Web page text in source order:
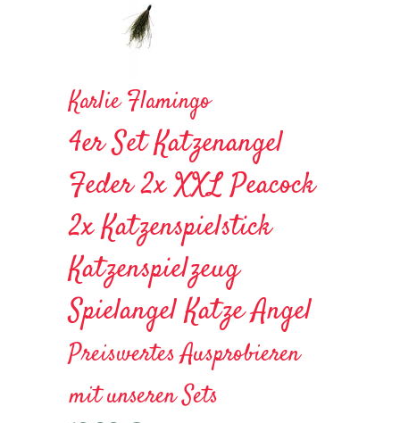
Karlie Flamingo
4er Set Katzenangel
Feder 2x XXL Peacock
2x Katzenspielstick
Katzenspielzeug
Spielangel Katze Angel
Preiswertes Ausprobieren
mit unseren Sets